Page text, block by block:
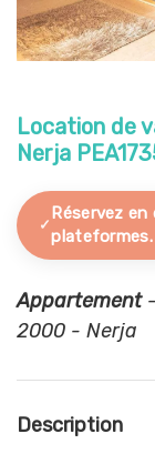
Location de
Nerja
Réservez
plateformes.
Appartement-
2000 - Nerja
Description